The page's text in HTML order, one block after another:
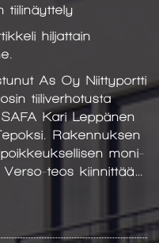
tiilinäyttely
hiljattain
As Oy Niittyportti
tiiliverhotusta
Kari Leppänen
Rakennuksen
moni-
teos kiinnittää…